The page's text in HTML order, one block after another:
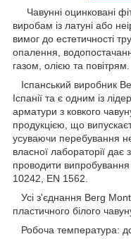
Чавунні оцинковані
виробам із латуні або
вимог до естетичності
опалення,
газом, олією та повітрям.
Іспанський виробник
Іспанії та є одним із
арматури з ковкого
продукцією, що
усуваючи перебування
власної лабораторії дає
проводити випробування
10242, EN 1562.
Усі з'єднання Berg
пластичного білого
Робоча температура: